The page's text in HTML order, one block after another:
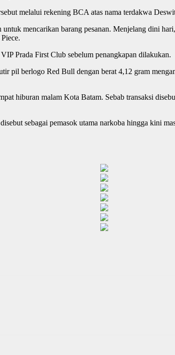
melalui rekening BCA atas nama terdakwa
mencarikan barang pesanan. Menjelang dini
Prada First Club sebelum penangkapan dilakukan.
pil berlogo Red Bull dengan berat 4,12 gram
hiburan malam Kota Batam. Sebab transaksi
sebagai pemasok utama narkoba hingga kini